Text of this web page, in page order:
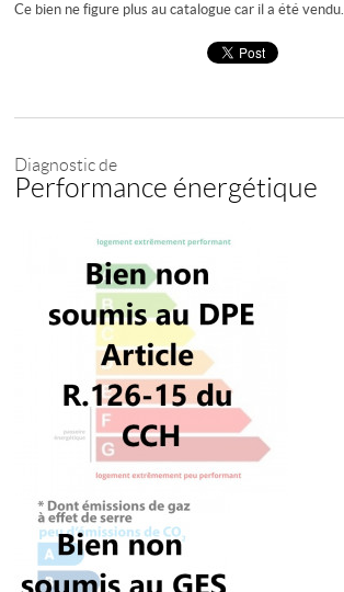
Ce bien ne figure plus au catalogue car il a été vendu.
Diagnostic de
Performance énergétique